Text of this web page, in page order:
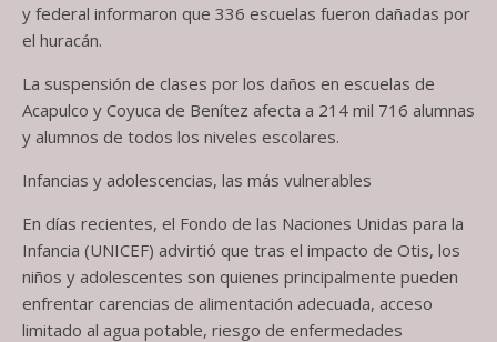
y federal informaron que 336 escuelas fueron dañadas por
el huracán.
La suspensión de clases por los daños en escuelas de
Acapulco y Coyuca de Benítez afecta a 214 mil 716 alumnas
y alumnos de todos los niveles escolares.
Infancias y adolescencias, las más vulnerables
En días recientes, el Fondo de las Naciones Unidas para la
Infancia (UNICEF) advirtió que tras el impacto de Otis, los
niños y adolescentes son quienes principalmente pueden
enfrentar carencias de alimentación adecuada, acceso
limitado al agua potable, riesgo de enfermedades